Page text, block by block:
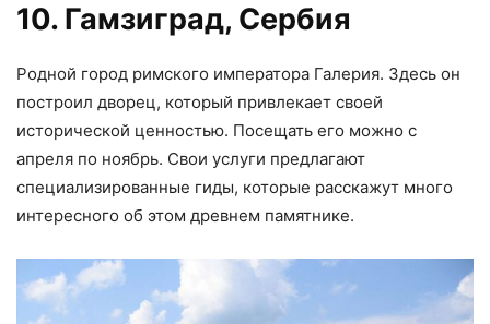
10. Гамзиград, Сербия
Родной город римского императора Галерия. Здесь он
построил дворец, который привлекает своей
исторической ценностью. Посещать его можно с
апреля по ноябрь. Свои услуги предлагают
специализированные гиды, которые расскажут много
интересного об этом древнем памятнике.